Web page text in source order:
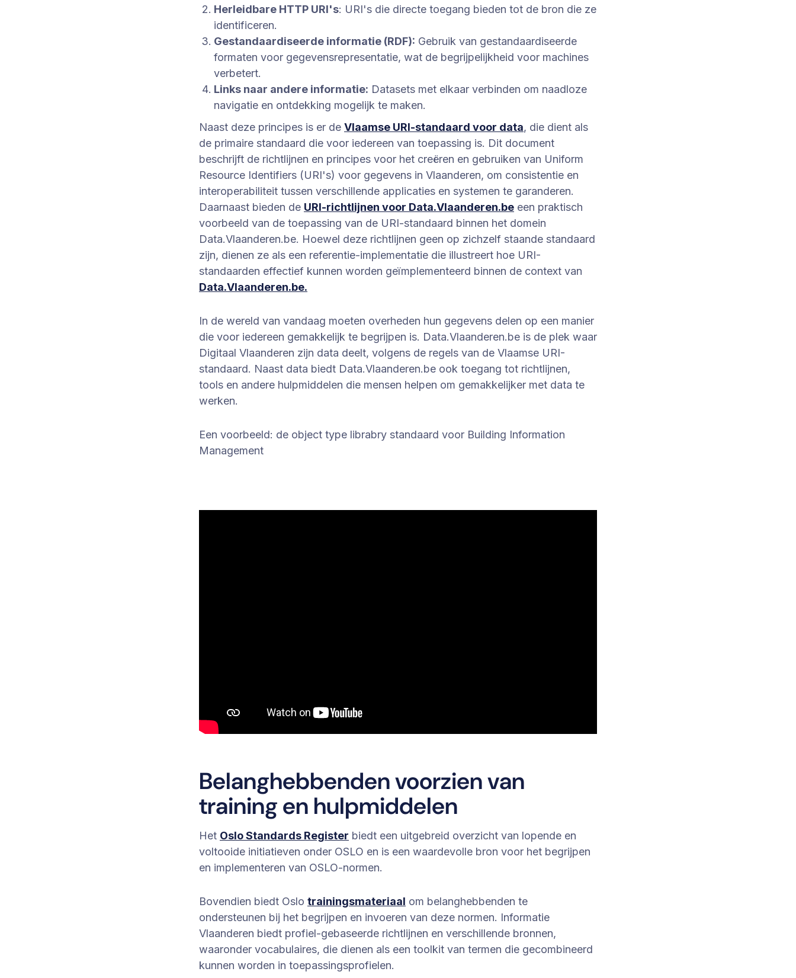
Herleidbare HTTP URI's: URI's die directe toegang bieden tot de bron die ze
identificeren.
Gestandaardiseerde informatie (RDF): Gebruik van gestandaardiseerde
formaten voor gegevensrepresentatie, wat de begrijpelijkheid voor machines
verbetert.
Links naar andere informatie: Datasets met elkaar verbinden om naadloze
navigatie en ontdekking mogelijk te maken.
Naast deze principes is er de Vlaamse URI-standaard voor data, die dient als
de primaire standaard die voor iedereen van toepassing is. Dit document
beschrijft de richtlijnen en principes voor het creëren en gebruiken van Uniform
Resource Identifiers (URI's) voor gegevens in Vlaanderen, om consistentie en
interoperabiliteit tussen verschillende applicaties en systemen te garanderen.
Daarnaast bieden de URI-richtlijnen voor Data.Vlaanderen.be een praktisch
voorbeeld van de toepassing van de URI-standaard binnen het domein
Data.Vlaanderen.be. Hoewel deze richtlijnen geen op zichzelf staande standaard
zijn, dienen ze als een referentie-implementatie die illustreert hoe URI-
standaarden effectief kunnen worden geïmplementeerd binnen de context van
Data.Vlaanderen.be.
In de wereld van vandaag moeten overheden hun gegevens delen op een manier
die voor iedereen gemakkelijk te begrijpen is. Data.Vlaanderen.be is de plek waar
Digitaal Vlaanderen zijn data deelt, volgens de regels van de Vlaamse URI-
standaard. Naast data biedt Data.Vlaanderen.be ook toegang tot richtlijnen,
tools en andere hulpmiddelen die mensen helpen om gemakkelijker met data te
werken.
Een voorbeeld: de object type librabry standaard voor Building Information
Management
Belanghebbenden voorzien van
training en hulpmiddelen
Het Oslo Standards Register biedt een uitgebreid overzicht van lopende en
voltooide initiatieven onder OSLO en is een waardevolle bron voor het begrijpen
en implementeren van OSLO-normen.
Bovendien biedt Oslo trainingsmateriaal om belanghebbenden te
ondersteunen bij het begrijpen en invoeren van deze normen. Informatie
Vlaanderen biedt profiel-gebaseerde richtlijnen en verschillende bronnen,
waaronder vocabulaires, die dienen als een toolkit van termen die gecombineerd
kunnen worden in toepassingsprofielen.